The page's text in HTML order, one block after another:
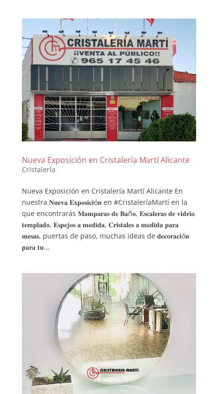
Nueva Exposición en Cristalería Martí Alicante
Cristalería
Nueva Exposición en Cristalería Martí Alicante En
nuestra 𝐍𝐮𝐞𝐯𝐚 𝐄𝐱𝐩𝐨𝐬𝐢𝐜𝐢ó𝐧 en #CristaleríaMartí en la
que encontrarás 𝐌𝐚𝐦𝐩𝐚𝐫𝐚𝐬 𝐝𝐞 𝐁𝐚ñ𝐨, 𝐄𝐬𝐜𝐚𝐥𝐞𝐫𝐚𝐬 𝐝𝐞 𝐯𝐢𝐝𝐫𝐢𝐨
𝐭𝐞𝐦𝐩𝐥𝐚𝐝𝐨, 𝐄𝐬𝐩𝐞𝐣𝐨𝐬 𝐚 𝐦𝐞𝐝𝐢𝐝𝐚, 𝐂𝐫𝐢𝐬𝐭𝐚𝐥𝐞𝐬 𝐚 𝐦𝐞𝐝𝐢𝐝𝐚 𝐩𝐚𝐫𝐚
𝐦𝐞𝐬𝐚𝐬, puertas de paso, muchas ideas de 𝐝𝐞𝐜𝐨𝐫𝐚𝐜𝐢ó𝐧
𝐩𝐚𝐫𝐚 𝐭𝐮...